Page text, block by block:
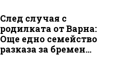
След случая с
родилката от Варна:
Още едно семейство
разказа за бремен...